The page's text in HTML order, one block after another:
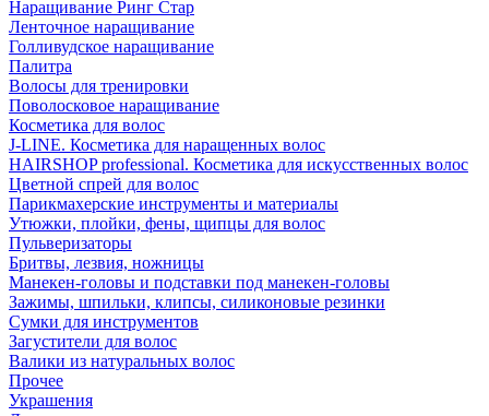
Наращивание Ринг Стар
Ленточное наращивание
Голливудское наращивание
Палитра
Волосы для тренировки
Поволосковое наращивание
Косметика для волос
J-LINE. Косметика для наращенных волос
HAIRSHOP professional. Косметика для искусственных волос
Цветной спрей для волос
Парикмахерские инструменты и материалы
Утюжки, плойки, фены, щипцы для волос
Пульверизаторы
Бритвы, лезвия, ножницы
Манекен-головы и подставки под манекен-головы
Зажимы, шпильки, клипсы, силиконовые резинки
Сумки для инструментов
Загустители для волос
Валики из натуральных волос
Прочее
Украшения